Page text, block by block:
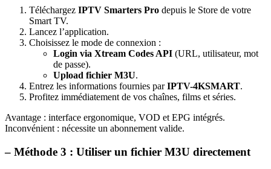
Téléchargez IPTV Smarters Pro depuis le Store de votre
Smart TV.
Lancez l’application.
Choisissez le mode de connexion :
Login via Xtream Codes API (URL, utilisateur, mot
de passe).
Upload fichier M3U.
Entrez les informations fournies parIPTV-4KSMART.
Profitez immédiatement de vos chaînes, films et séries.
Avantage : interface ergonomique, VOD et EPG intégrés.
Inconvénient : nécessite un abonnement valide.
– Méthode 3 : Utiliser un fichier M3U directement